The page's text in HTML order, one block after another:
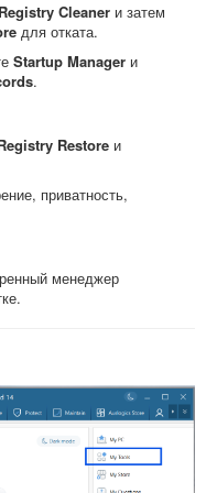
Registry Cleaner и затем
для отката.
Startup Manager и
.
Restore и
приватность,
менеджер